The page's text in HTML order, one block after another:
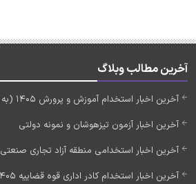
آخرین مطالب وبلاگ
آخرین اخبار استخدام آموزش و پرورش 1405 (به زودی)
آخرین اخبار آزمون تیزهوشان و نمونه دولتی
آخرین اخبار استخدامی منطقه آزاد تجاری صنعتی 1405
آخرین اخبار استخدام کادر اداری قوه قضاییه 1405 (به زودی)